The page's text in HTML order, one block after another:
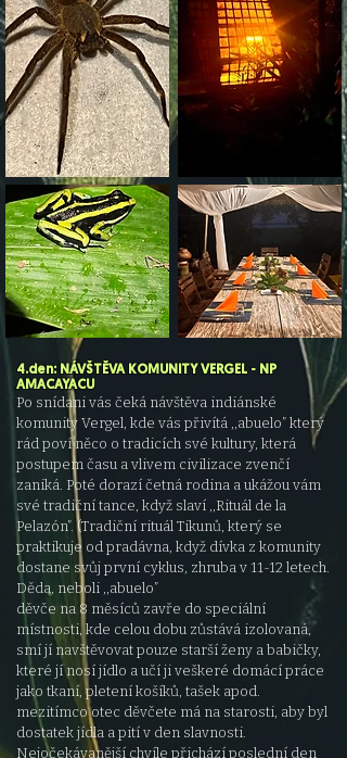
4.den: NÁVŠTĚVA KOMUNITY VERGEL - NP
AMACAYACU
Po snídani vás čeká návštěva indiánské
komunity Vergel, kde vás přivítá ,,abuelo” který
rád poví něco o tradicích své kultury, která
postupem času a vlivem civilizace zvenčí
zaniká. Poté dorazí četná rodina a ukážou vám
své tradiční tance, když slaví ,,Rituál de la
Pelazón”. (Tradiční rituál Tikunů, který se
praktikuje od pradávna, když dívka z komunity
dostane svůj první cyklus, zhruba v 11-12 letech.
Děda, neboli ,,abuelo”
děvče na 8 měsíců zavře do speciální
místnosti, kde celou dobu zůstává izolovaná,
smí jí navštěvovat pouze starší ženy a babičky,
které jí nosí jídlo a učí ji veškeré domácí práce
jako tkaní, pletení košíků, tašek apod.
mezitímco otec děvčete má na starosti, aby byl
dostatek jídla a pití v den slavnosti.
Nejočekávanější chvíle přichází poslední den